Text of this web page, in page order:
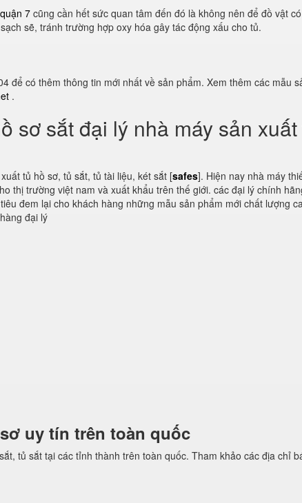
7 cũng cần hết sức quan tâm đến đó là không nên để đồ vật
sẽ, tránh trường hợp oxy hóa gây tác động xấu cho tủ.
để có thêm thông tin mới nhất về sản phẩm. Xem thêm các mẫu
.
sơ sắt đại lý nhà máy sản
tủ hồ sơ, tủ sắt, tủ tài liệu, két sắt [safes]. Hiện nay nhà máy
thị trường việt nam và xuất khẩu trên thế giới. các đại lý chính
đem lại cho khách hàng những mẫu sản phẩm mới chất lượng
đại lý
uy tín trên toàn quốc
tủ sắt tại các tỉnh thành trên toàn quốc. Tham khảo các địa chỉ